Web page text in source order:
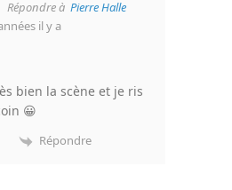
Répondre à Pierre Halle
il y a
bien la scène et je ris
😀
Répondre